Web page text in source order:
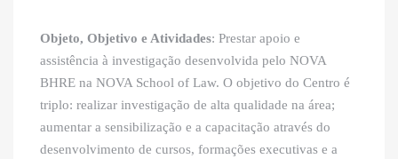
Objeto, Objetivo e Atividades: Prestar apoio e
assistência à investigação desenvolvida pelo NOVA
BHRE na NOVA School of Law. O objetivo do Centro é
triplo: realizar investigação de alta qualidade na área;
aumentar a sensibilização e a capacitação através do
desenvolvimento de cursos, formações executivas e a